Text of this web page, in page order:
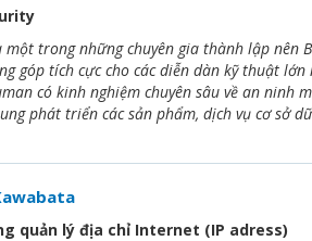
một trong những chuyên gia thành lập nên
góp tích cực cho các diễn dàn kỹ thuật lớn
có kinh nghiệm chuyên sâu về an ninh
phát triển các sản phẩm, dịch vụ cơ sở
quản lý địa chỉ Internet (IP adress)